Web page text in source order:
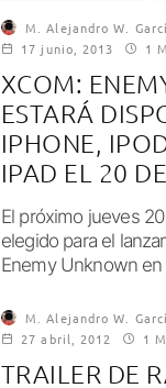
M. Alejandro W.
17 junio, 2013
1
XCOM:
ESTARÁ
IPHONE,
IPAD EL 20
El próximo jueves
elegido para el
Enemy Unknown
M. Alejandro W.
27 abril, 2012
1
TRAILER DE